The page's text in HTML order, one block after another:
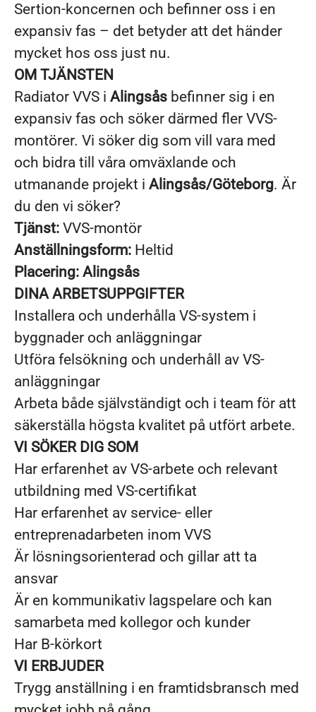
Sertion-koncernen och befinner oss i en
expansiv fas – det betyder att det händer
mycket hos oss just nu.
OM TJÄNSTEN
Radiator VVS i Alingsås befinner sig i en
expansiv fas och söker därmed fler VVS-
montörer. Vi söker dig som vill vara med
och bidra till våra omväxlande och
utmanande projekt i Alingsås/Göteborg. Är
du den vi söker?
Tjänst: VVS-montör
Anställningsform: Heltid
Placering: Alingsås
DINA ARBETSUPPGIFTER
Installera och underhålla VS-system i
byggnader och anläggningar
Utföra felsökning och underhåll av VS-
anläggningar
Arbeta både självständigt och i team för att
säkerställa högsta kvalitet på utfört arbete.
VI SÖKER DIG SOM
Har erfarenhet av VS-arbete och relevant
utbildning med VS-certifikat
Har erfarenhet av service- eller
entreprenadarbeten inom VVS
Är lösningsorienterad och gillar att ta
ansvar
Är en kommunikativ lagspelare och kan
samarbeta med kollegor och kunder
Har B-körkort
VI ERBJUDER
Trygg anställning i en framtidsbransch med